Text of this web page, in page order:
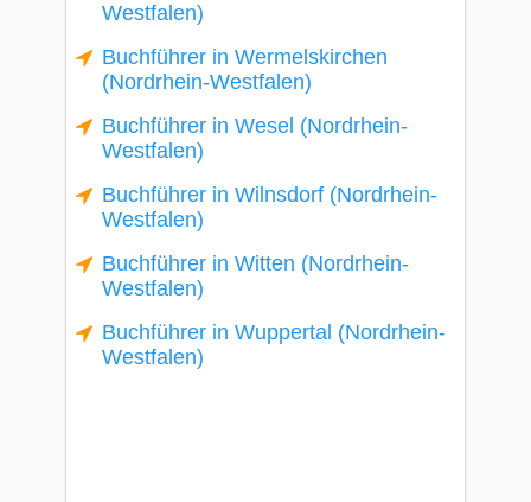
Westfalen)
Buchführer in Wermelskirchen
(Nordrhein-Westfalen)
Buchführer in Wesel (Nordrhein-
Westfalen)
Buchführer in Wilnsdorf (Nordrhein-
Westfalen)
Buchführer in Witten (Nordrhein-
Westfalen)
Buchführer in Wuppertal (Nordrhein-
Westfalen)